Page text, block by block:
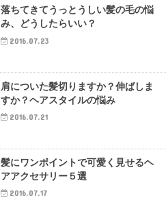
落ちてきてうっとうしい髪の毛の悩
み、どうしたらいい？
2016.07.23
肩についた髪切りますか？伸ばしま
すか？ヘアスタイルの悩み
2016.07.21
髪にワンポイントで可愛く見せるヘ
アアクセサリー５選
2016.07.17